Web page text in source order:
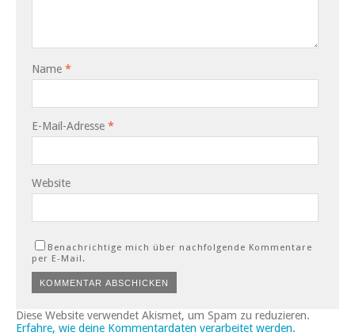
Name *
E-Mail-Adresse *
Website
Benachrichtige mich über nachfolgende Kommentare
per E-Mail.
Diese Website verwendet Akismet, um Spam zu reduzieren.
Erfahre, wie deine Kommentardaten verarbeitet werden.